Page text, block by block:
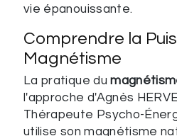
vie épanouissante.
Comprendre la
Magnétisme
La pratique du
l'approche d'Agnès
Thérapeute Psycho-
utilise son magnétisme